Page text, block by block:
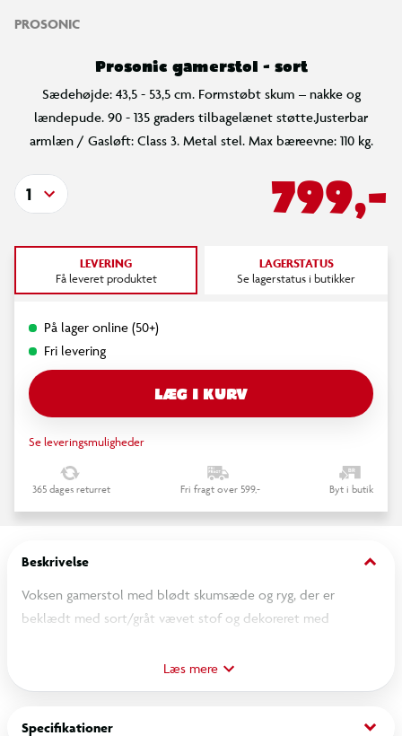
PROSONIC
Prosonic gamerstol - sort
Sædehøjde: 43,5 - 53,5 cm. Formstøbt skum – nakke og
lændepude. 90 - 135 graders tilbagelænet støtte.Justerbar
armlæn / Gasløft: Class 3. Metal stel. Max bæreevne: 110 kg.
799,-
1
LEVERING
Få leveret produktet
LAGERSTATUS
Se lagerstatus i butikker
På lager online (50+)
Fri levering
LÆG I KURV
Se leveringsmuligheder
365 dages returret Fri fragt over 599,- Byt i butik
Beskrivelse keyboard_arrow_down
Voksen gamerstol med blødt skumsæde og ryg, der er
beklædt med sort/gråt vævet stof og dekoreret med
et solidt grundlag for mange timers spil eller arbejde og kan
holde op til 110 kgs belastning. Stolen kan dreje 360 grader.
Læs mere
Specifikationer keyboard_arrow_down